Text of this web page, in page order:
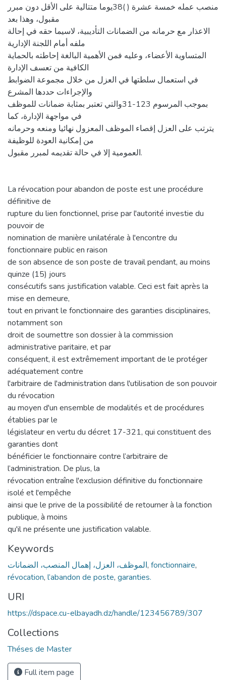
منصب عمله خمسة عشرة ( )38يوما متتالية على الأقل دون مبرر
مقبول، وهذا بعد
الاعذار مع حرمانه من الضمانات التأديبية، لاسيما حقه في إحالة
ملفه أمام اللجنة الإدارية
المتساوية الأعضاء، وعليه فمن الأهمية البالغة إحاطته بالحماية
الكافية من تعسف الإدارة
في استعمال سلطتها في العزل من خلال مجموعة الضوابط
والإجراءات حددها المشرع
بموجب المرسوم 123-31والتي تعتبر بمثابة ضمانات للموظف
في مواجهة الإدارة، كما
يترتب على العزل إقصاء الموظف المعزول نهائيا ومنعه وحرمانه
من إمكانية العودة للوظيفة
العمومية إلا في حالة تقديمه لمبرر مقبول.
La révocation pour abandon de poste est une procédure
définitive de
rupture du lien fonctionnel, prise par l'autorité investie du
pouvoir de
nomination de manière unilatérale à l'encontre du
fonctionnaire public en raison
de son absence de son poste de travail pendant, au moins
quinze (15) jours
consécutifs sans justification valable. Ceci est fait après la
mise en demeure,
tout en privant le fonctionnaire des garanties disciplinaires,
notamment son
droit de soumettre son dossier à la commission
administrative paritaire, et par
conséquent, il est extrêmement important de le protéger
adéquatement contre
l'arbitraire de l'administration dans l'utilisation de son pouvoir
du révocation
au moyen d'un ensemble de modalités et de procédures
établies par le
législateur en vertu du décret 17-321, qui constituent des
garanties dont
bénéficier le fonctionnaire contre l’arbitraire de
l’administration. De plus, la
révocation entraîne l'exclusion définitive du fonctionnaire
isolé et l'empêche
ainsi que le prive de la possibilité de retourner à la fonction
publique, à moins
qu'il ne présente une justification valable.
Keywords
الموظف، العزل، إهمال المنصب، الضمانات, fonctionnaire,
révocation, l’abandon de poste, garanties.
URI
https://dspace.cu-elbayadh.dz/handle/123456789/307
Collections
Théses de Master
Full item page